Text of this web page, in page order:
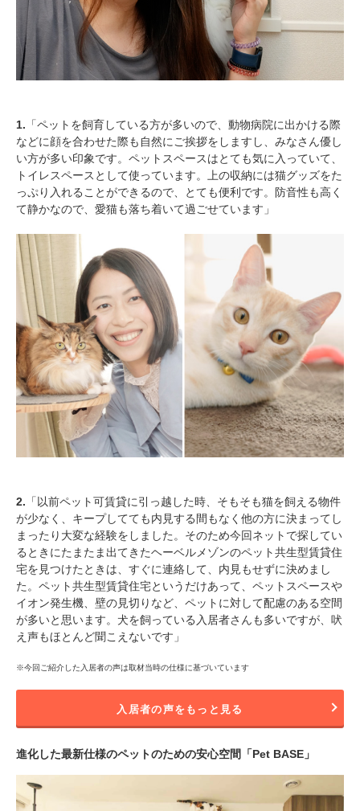
1. 「ペットを飼育している方が多いので、動物病院に出かける際
などに顔を合わせた際も自然にご挨拶をしますし、みなさん優し
い方が多い印象です。ペットスペースはとても気に入っていて、
トイレスペースとして使っています。上の収納には猫グッズをた
っぷり入れることができるので、とても便利です。防音性も高く
て静かなので、愛猫も落ち着いて過ごせています」
2. 「以前ペット可賃貸に引っ越した時、そもそも猫を飼える物件
が少なく、キープしてても内見する間もなく他の方に決まってし
まったり大変な経験をしました。そのため今回ネットで探してい
るときにたまたま出てきたヘーベルメゾンのペット共生型賃貸住
宅を見つけたときは、すぐに連絡して、内見もせずに決めまし
た。ペット共生型賃貸住宅というだけあって、ペットスペースや
イオン発生機、壁の見切りなど、ペットに対して配慮のある空間
が多いと思います。犬を飼っている入居者さんも多いですが、吠
え声もほとんど聞こえないです」
※今回ご紹介した入居者の声は取材当時の仕様に基づいています
入居者の声をもっと見る
進化した最新仕様のペットのための安心空間「Pet BASE」
アプリをダウンロードする